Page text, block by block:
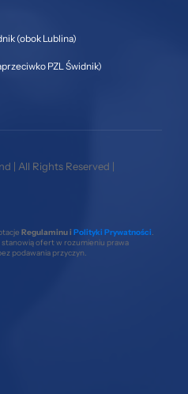
(obok Lublina)
PZL Świdnik)
| All Rights Reserved |
Regulaminu i Polityki Prywatności
ofert w rozumieniu prawa
podawania przyczyn.